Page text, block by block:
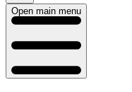
Open main menu